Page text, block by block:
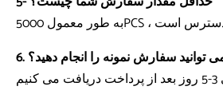
می توانید سفارش نمونه را انجام دهید؟